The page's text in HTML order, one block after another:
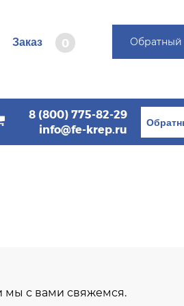
Заказ 0
8 (800) 775-82-29
info@fe-krep.ru
мы с вами свяжемся.